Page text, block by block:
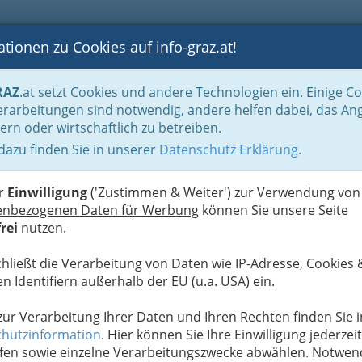
BLOGS FOTOS GASTRONOMIE BRANCHEN
zu Cookies auf info-graz.at!
.at setzt Cookies und andere Technologien ein. Einige
sind notwendig, andere helfen dabei, das
oder wirtschaftlich zu betreiben.
finden Sie in unserer Datenschutz Erklärung.
Einwilligung('Zustimmen & Weiter') zur Verwendung von
Daten für Werbung können Sie unsere Seite
nutzen.
die Verarbeitung von Daten wie IP-Adresse, Cookies
Identifiern außerhalb der EU (u.a. USA) ein.
Verarbeitung Ihrer Daten und Ihren Rechten finden Sie
. Hier können Sie Ihre Einwilligung jederzeit
sowie einzelne Verarbeitungszwecke abwählen.
- Politik und Parteien Politik - Vereine und Parteien